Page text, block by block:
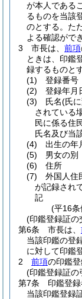
が本人である
るものを当該
のとする。 た
よる確認がで
3
市長は、 前項
ときは、印鑑
録するものと
(1)
登録番号
(2)
登録年月
(3)
氏名(氏
されている
民に係る住
氏名及び当
(4)
出生の年
(5)
男女の別
(6)
住所
(7)
外国人住
が記録され
記
(平16条
(印鑑登録証の
第6条
市長は、
当該印鑑の登
に対して印鑑
2
前項の印鑑
(印鑑登録証の
第7条
印鑑登
当該印鑑登録